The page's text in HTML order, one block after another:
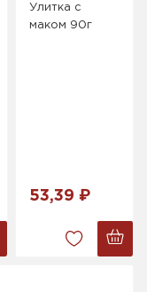
Улитка с
маком 90г
53,39 ₽